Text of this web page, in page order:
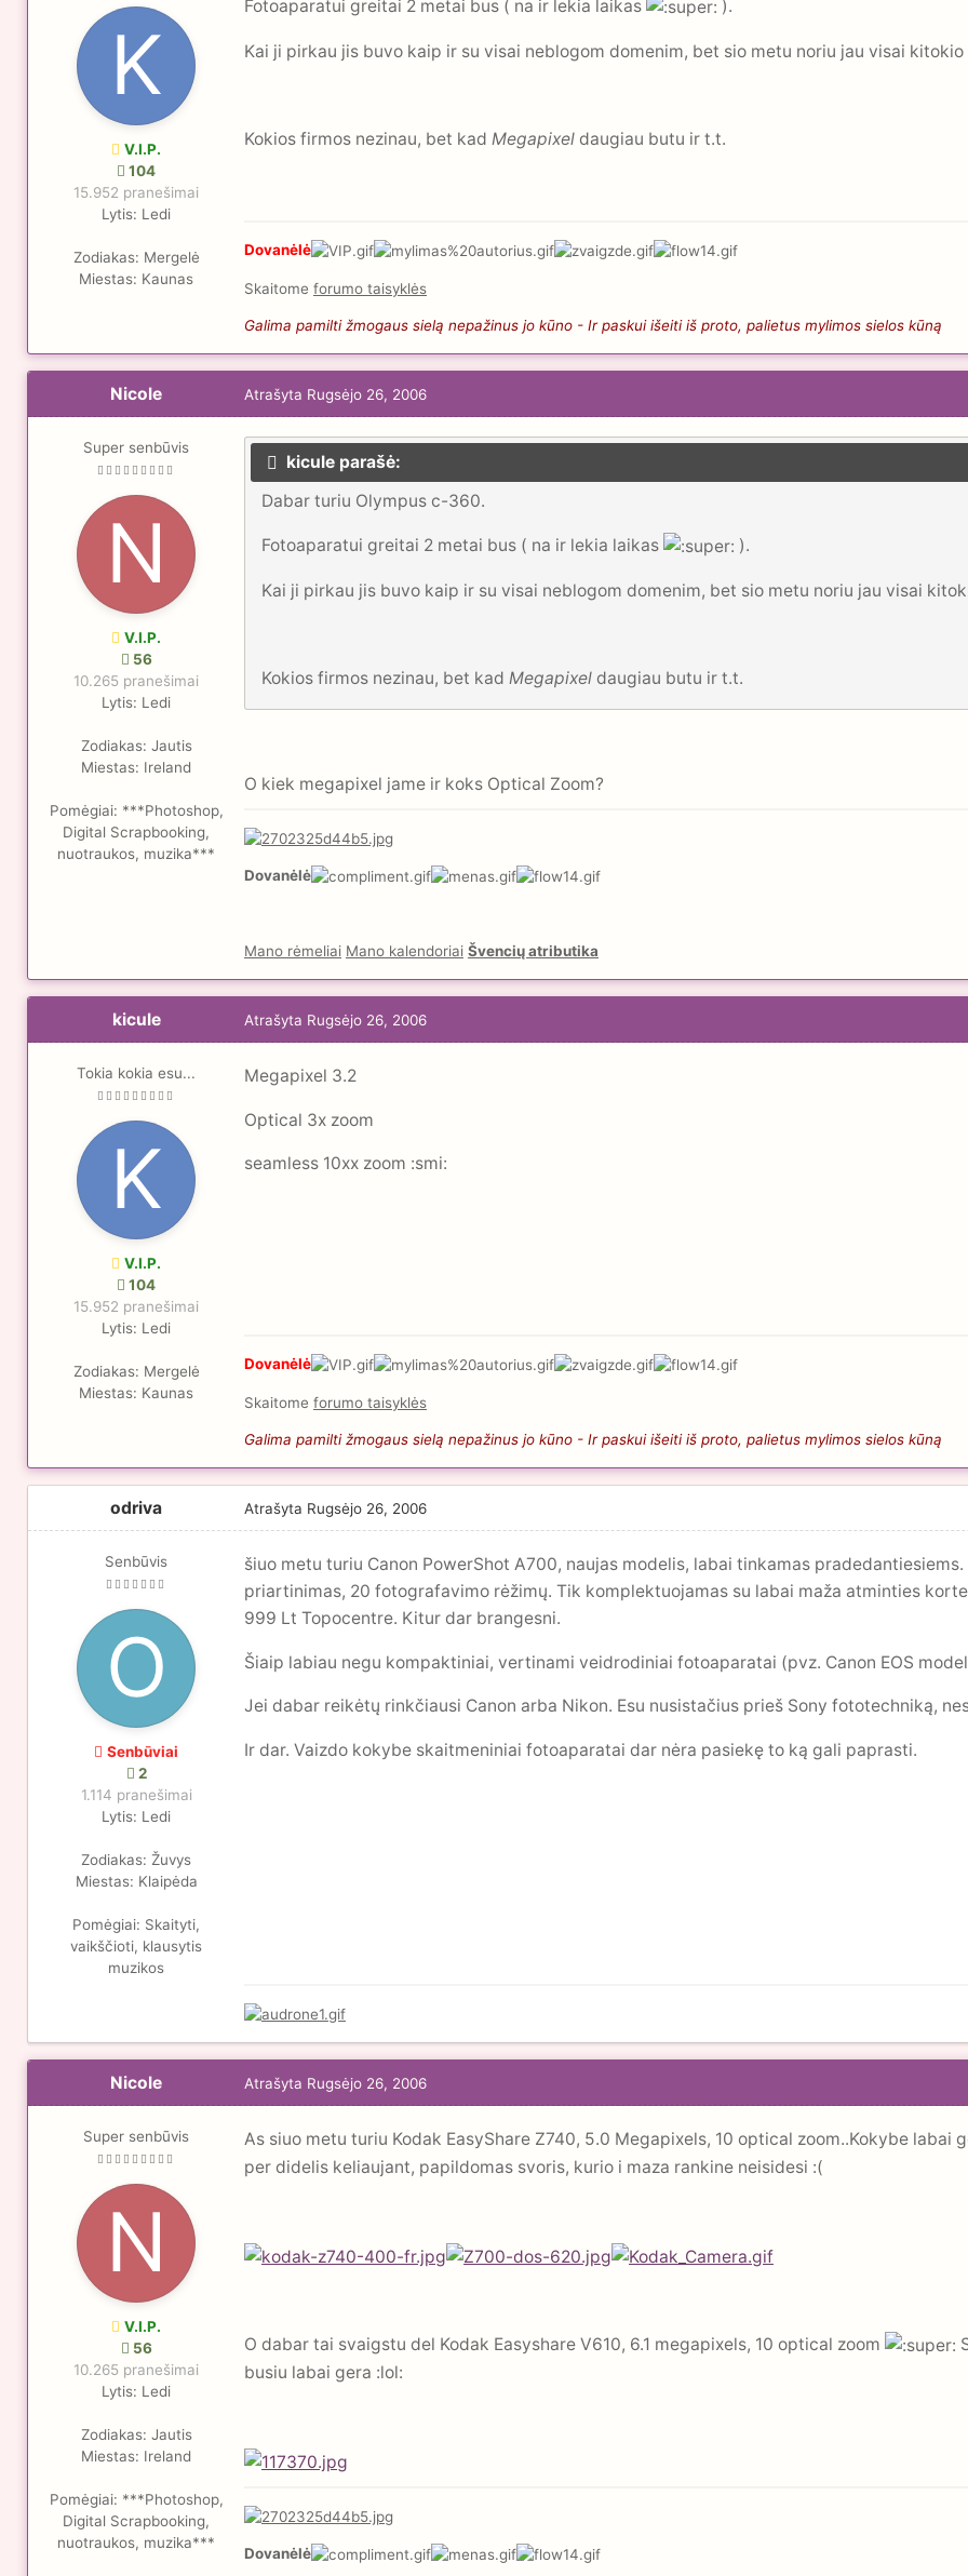
V.I.P.
104
15.952 pranešimai
Lytis: Ledi
Zodiakas: Mergelė
Miestas: Kaunas
Fotoaparatui greitai 2 metai bus ( na ir lekia laikas ).
Kai ji pirkau jis buvo kaip ir su visai neblogom domenim, bet sio metu noriu jau visai kitokio
Kokios firmos nezinau, bet kad Megapixel daugiau butu ir t.t.
Dovanėlė
Skaitome forumo taisyklės
Galima pamilti žmogaus sielą nepažinus jo kūno - Ir paskui išeiti iš proto, palietus mylimos sielos kūną
Nicole
Super senbūvis
V.I.P.
56
10.265 pranešimai
Lytis: Ledi
Zodiakas: Jautis
Miestas: Ireland
Pomėgiai: ***Photoshop,
Digital Scrapbooking,
nuotraukos, muzika***
Atrašyta Rugsėjo 26, 2006
kicule parašė:
Dabar turiu Olympus c-360.
Fotoaparatui greitai 2 metai bus ( na ir lekia laikas ).
Kai ji pirkau jis buvo kaip ir su visai neblogom domenim, bet sio metu noriu jau visai
Kokios firmos nezinau, bet kad Megapixel daugiau butu ir t.t.
O kiek megapixel jame ir koks Optical Zoom?
Dovanėlė
Mano rėmeliai Mano kalendoriai Švencių atributika
kicule
Tokia kokia esu...
V.I.P.
104
15.952 pranešimai
Lytis: Ledi
Zodiakas: Mergelė
Miestas: Kaunas
Atrašyta Rugsėjo 26, 2006
Megapixel 3.2
Optical 3x zoom
seamless 10xx zoom :smi:
Dovanėlė
Skaitome forumo taisyklės
Galima pamilti žmogaus sielą nepažinus jo kūno - Ir paskui išeiti iš proto, palietus mylimos sielos kūną
odriva
Senbūvis
Senbūviai
2
1.114 pranešimai
Lytis: Ledi
Zodiakas: Žuvys
Miestas: Klaipėda
Pomėgiai: Skaityti,
vaikščioti, klausytis
muzikos
Atrašyta Rugsėjo 26, 2006
šiuo metu turiu Canon PowerShot A700, naujas modelis, labai tinkamas
priartinimas, 20 fotografavimo rėžimų. Tik komplektuojamas su labai maža atminties
999 Lt Topocentre. Kitur dar brangesni.
Šiaip labiau negu kompaktiniai, vertinami veidrodiniai fotoaparatai (pvz. Canon EOS
Jei dabar reikėtų rinkčiausi Canon arba Nikon. Esu nusistačius prieš Sony fototechniką,
Ir dar. Vaizdo kokybe skaitmeniniai fotoaparatai dar nėra pasiekę to ką gali paprasti.
Nicole
Super senbūvis
V.I.P.
56
10.265 pranešimai
Lytis: Ledi
Zodiakas: Jautis
Miestas: Ireland
Pomėgiai: ***Photoshop,
Digital Scrapbooking,
nuotraukos, muzika***
Atrašyta Rugsėjo 26, 2006
As siuo metu turiu Kodak EasyShare Z740, 5.0 Megapixels, 10 optical zoom..Kokybe labai
per didelis keliaujant, papildomas svoris, kurio i maza rankine neisidesi :(
O dabar tai svaigstu del Kodak Easyshare V610, 6.1 megapixels, 10 optical zoom
busiu labai gera :lol:
Dovanėlė